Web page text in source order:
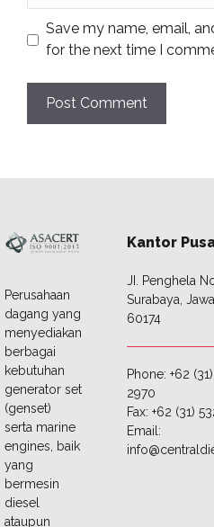
Save my name, email,
for the next time I
Perusahaan
dagang yang
menyediakan
berbagai
kebutuhan
generator set
(genset)
serta marine
engines, baik
yang
bermesin
diesel
ataupun
Kantor
JI. Penghela
Surabaya,
60174
Phone: +62
2970
Fax: +62 (31)
Email: